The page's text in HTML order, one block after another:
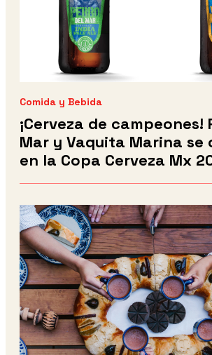
Comida y Bebida
¡Cerveza de campeones!
Mar y Vaquita Marina se
en la Copa Cerveza Mx